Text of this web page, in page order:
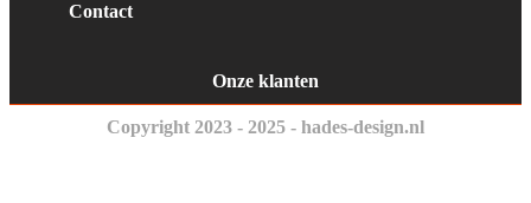
Contact
Onze klanten
Copyright 2023 - 2025 - hades-design.nl